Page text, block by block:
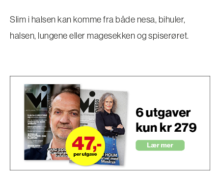
Slim i halsen kan komme fra både nesa, bihuler,
halsen, lungene eller magesekken og spiserøret.